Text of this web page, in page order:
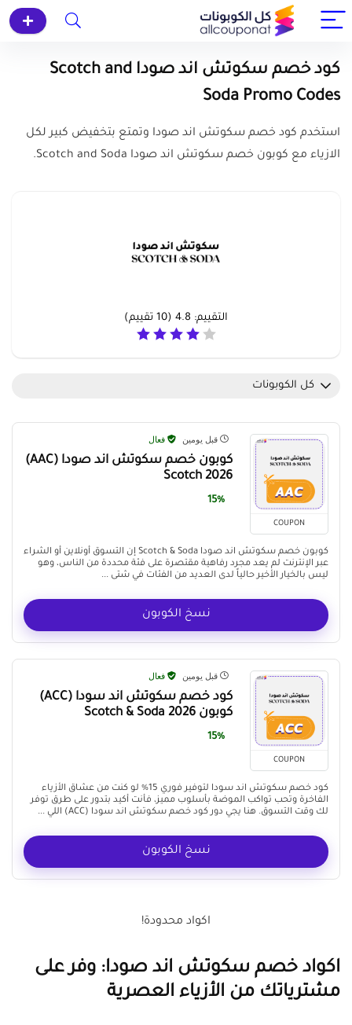
كود خصم سكوتش اند صودا Scotch and
Soda Promo Codes
استخدم كود خصم سكوتش اند صودا وتمتع بتخفيض كبير لكل
الازياء مع كوبون خصم سكوتش اند صودا Scotch and Soda.
التقييم: 4.8
(
10 تقييم)
كل الكوبونات
COUPON
قبل يومين فعال
كوبون خصم سكوتش اند صودا (AAC)
Scotch 2026
15%
كوبون خصم سكوتش اند صودا Scotch & Soda إن التسوق أونلاين أو الشراء
عبر الإنترنت لم يعد مجرد رفاهية مقتصرة على فئة محددة من الناس، وهو
ليس بالخيار الأخير حالياً لدى العديد من الفئات في شتى ...
نسخ الكوبون
COUPON
قبل يومين فعال
كود خصم سكوتش اند سودا (ACC)
كوبون Scotch & Soda 2026
15%
كود خصم سكوتش اند سودا لتوفير فوري 15% لو كنت من عشاق الأزياء
الفاخرة وتحب تواكب الموضة بأسلوب مميز، فأنت أكيد بتدور على طرق توفر
لك وقت التسوق. هنا يجي دور كود خصم سكوتش اند سودا (ACC) اللي ...
نسخ الكوبون
اكواد محدودة!
اكواد خصم سكوتش اند صودا: وفر على
مشترياتك من الأزياء العصرية